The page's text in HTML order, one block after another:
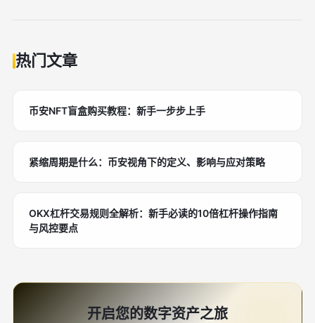
热门文章
币安NFT盲盒购买教程：新手一步步上手
紧缩周期是什么：币安视角下的定义、影响与应对策略
OKX杠杆交易规则全解析：新手必读的10倍杠杆操作指南
与风控要点
开启您的数字资产之旅